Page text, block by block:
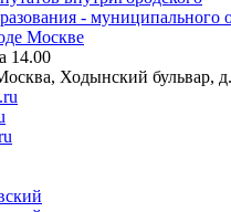
- муниципального
Москве
14.00
Ходынский бульвар,